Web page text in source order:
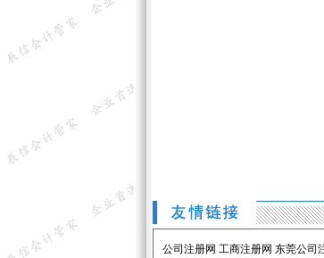
公司注册网 工商注册网 东莞公司